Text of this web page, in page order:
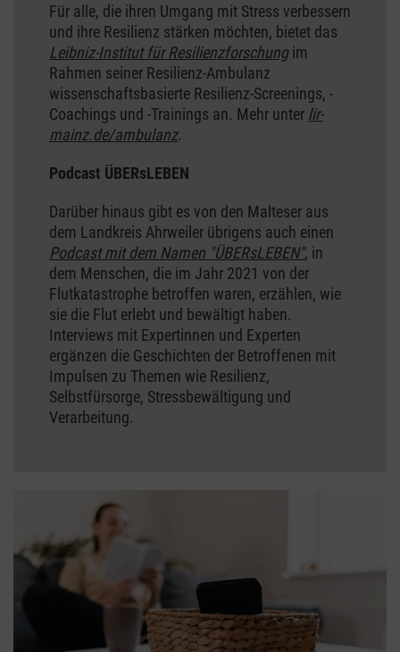
Für alle, die ihren Umgang mit Stress verbessern
und ihre Resilienz stärken möchten, bietet das
Leibniz-Institut für Resilienzforschungim
Rahmen seiner Resilienz-Ambulanz
wissenschaftsbasierte Resilienz-Screenings, -
Coachings und -Trainings an. Mehr unter lir-
mainz.de/ambulanz.
Podcast ÜBERsLEBEN
Darüber hinaus gibt es von den Malteser aus
dem Landkreis Ahrweiler übrigens auch einen
Podcast mit dem Namen "ÜBERsLEBEN", in
dem Menschen, die im Jahr 2021 von der
Flutkatastrophe betroffen waren, erzählen, wie
sie die Flut erlebt und bewältigt haben.
Interviews mit Expertinnen und Experten
ergänzen die Geschichten der Betroffenen mit
Impulsen zu Themen wie Resilienz,
Selbstfürsorge, Stressbewältigung und
Verarbeitung.